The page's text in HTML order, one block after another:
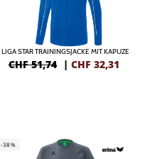
LIGA STAR TRAININGSJACKE MIT KAPUZE
CHF 51,74 | CHF 32,31
-38%